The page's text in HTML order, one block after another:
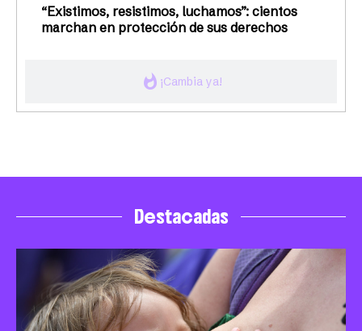
whatshot ¡Cambia ya!
“Existimos, resistimos, luchamos”: cientos
marchan en protección de sus derechos
Destacadas